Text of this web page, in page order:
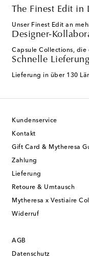
The Finest Edit in
Unser Finest Edit an
Designer-
Capsule Collections, die
Schnelle Lieferung
Lieferung in über 130
Kundenservice
Kontakt
Gift Card & Mytheresa
Zahlung
Lieferung
Retoure & Umtausch
Mytheresa x Vestiaire
Widerruf
AGB
Datenschutz